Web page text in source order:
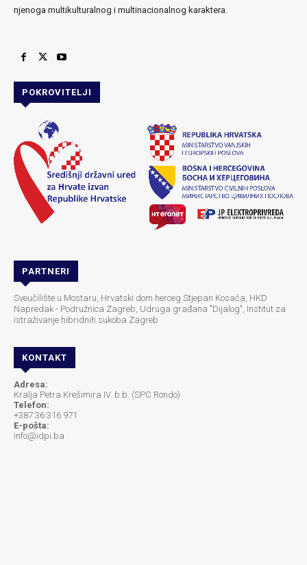
njenoga multikulturalnog i multinacionalnog karaktera.
POKROVITELJI
PARTNERI
Sveučilište u Mostaru, Hrvatski dom herceg Stjepan Kosača, HKD
Napredak - Podružnica Zagreb, Udruga građana "Dijalog", Institut za
istraživanje hibridnih sukoba Zagreb
KONTAKT
Adresa:
Kralja Petra Krešimira IV. b.b. (SPC Rondo)
Telefon:
+387 36 316 971
E-pošta:
info@idpi.ba